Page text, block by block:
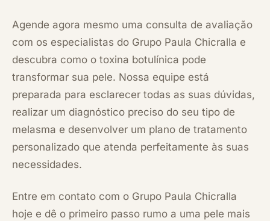
Agende agora mesmo uma consulta de avaliação
com os especialistas do Grupo Paula Chicralla e
descubra como o toxina botulínica pode
transformar sua pele. Nossa equipe está
preparada para esclarecer todas as suas dúvidas,
realizar um diagnóstico preciso do seu tipo de
melasma e desenvolver um plano de tratamento
personalizado que atenda perfeitamente às suas
necessidades.
Entre em contato com o Grupo Paula Chicralla
hoje e dê o primeiro passo rumo a uma pele mais